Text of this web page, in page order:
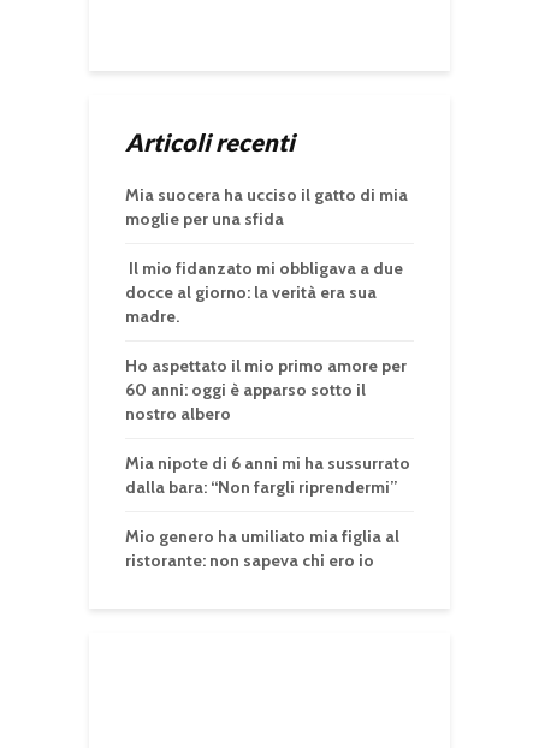
Articoli recenti
Mia suocera ha ucciso il gatto di mia
moglie per una sfida
Il mio fidanzato mi obbligava a due
docce al giorno: la verità era sua
madre.
Ho aspettato il mio primo amore per
60 anni: oggi è apparso sotto il
nostro albero
Mia nipote di 6 anni mi ha sussurrato
dalla bara: “Non fargli riprendermi”
Mio genero ha umiliato mia figlia al
ristorante: non sapeva chi ero io